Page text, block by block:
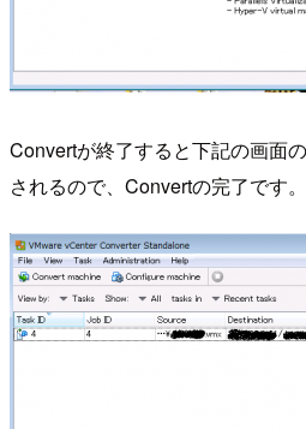
Convertが終了すると下記の画面
されるので、Convertの完了です。